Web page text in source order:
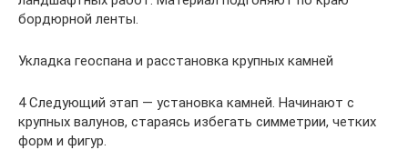
бордюрной ленты.
Укладка геоспана и расстановка крупных камней
4 Следующий этап — установка камней. Начинают с
крупных валунов, стараясь избегать симметрии, четких
форм и фигур.